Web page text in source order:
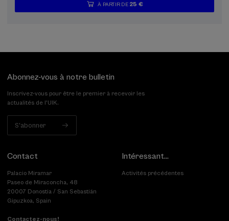
...
À PARTIR DE 25 €
Dernières
places
Gratuit
Date
passée
Liste
d'attente
Période
d'inscription
Abonnez-vous à notre bulletin
Inscrivez-vous pour être le premier à recevoir les
actualités de l'UIK.
S'abonner
Contact
Palacio Miramar
Paseo de Miraconcha, 48
20007 Donostia / San Sebastián
Gipuzkoa, Spain
Contactez-nous!
Intéressant...
Activités précédentes